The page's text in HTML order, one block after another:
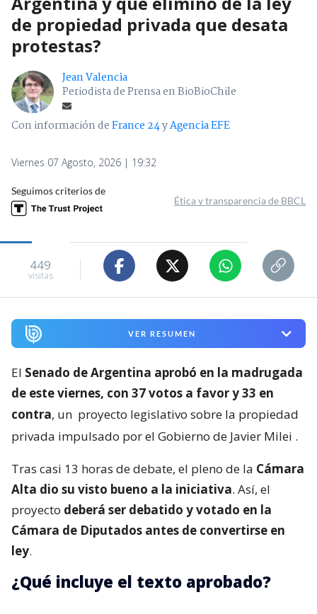
de propiedad privada que desata
protestas?
Jean Valencia
Periodista de Prensa en BioBioChile
Con información deFrance 24yAgencia EFE
Viernes 07 Agosto, 2026 | 19:32
Seguimos criterios de
Ética y transparencia de BBCL
449
visitas
VER RESUMEN
El Senado de Argentina aprobó en la madrugada
de este viernes, con 37 votos a favor y 33 en
contra, un proyecto legislativo sobre la propiedad
privada impulsado por el Gobierno de Javier Milei .
Tras casi 13 horas de debate, el pleno de la Cámara
Alta dio su visto bueno a la iniciativa. Así, el
proyecto deberá ser debatido y votado en la
Cámara de Diputados antes de convertirse en
ley.
¿Qué incluye el texto aprobado?